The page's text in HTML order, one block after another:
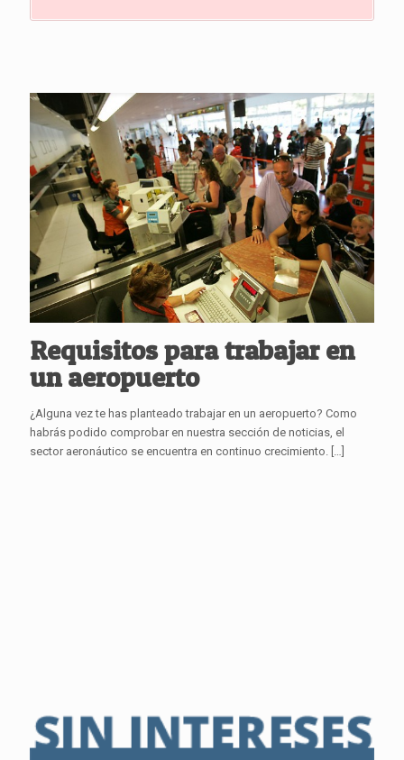
Requisitos para trabajar en
un aeropuerto
¿Alguna vez te has planteado trabajar en un aeropuerto? Como
habrás podido comprobar en nuestra sección de noticias, el
sector aeronáutico se encuentra en continuo crecimiento. […]